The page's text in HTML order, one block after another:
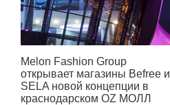
Melon Fashion Group
открывает магазины Befree и
SELA новой концепции в
краснодарском OZ МОЛЛ